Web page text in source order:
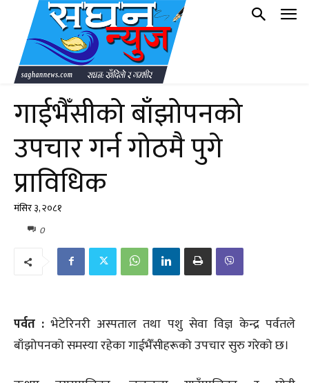
गाईभैँसीको बाँझोपनको
उपचार गर्न गोठमै पुगे
प्राविधिक
मंसिर ३, २०८१
0
पर्वत :भेटेरिनरी अस्पताल तथा पशु सेवा विज्ञ केन्द्र पर्वतले
बाँझोपनको समस्या रहेका गाईभैँसीहरूको उपचार सुरु गरेको छ।